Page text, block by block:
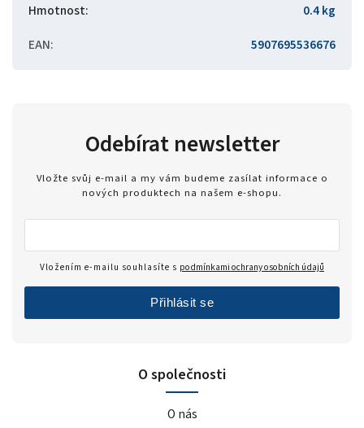
Hmotnost:
0.4 kg
EAN: 5907695536676
O společnosti
O nás
Odebírat newsletter
Vložte svůj e-mail a my vám budeme zasílat informace o
nových produktech na našem e-shopu.
Vložením e-mailu souhlasíte s podmínkami ochrany osobních údajů
Přihlásit se